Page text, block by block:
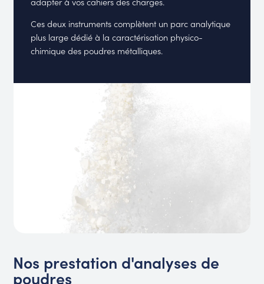
Ces deux instruments complètent un parc analytique
plus large dédié à la caractérisation physico-
chimique des poudres métalliques.
Nos prestation d'analyses de
poudres